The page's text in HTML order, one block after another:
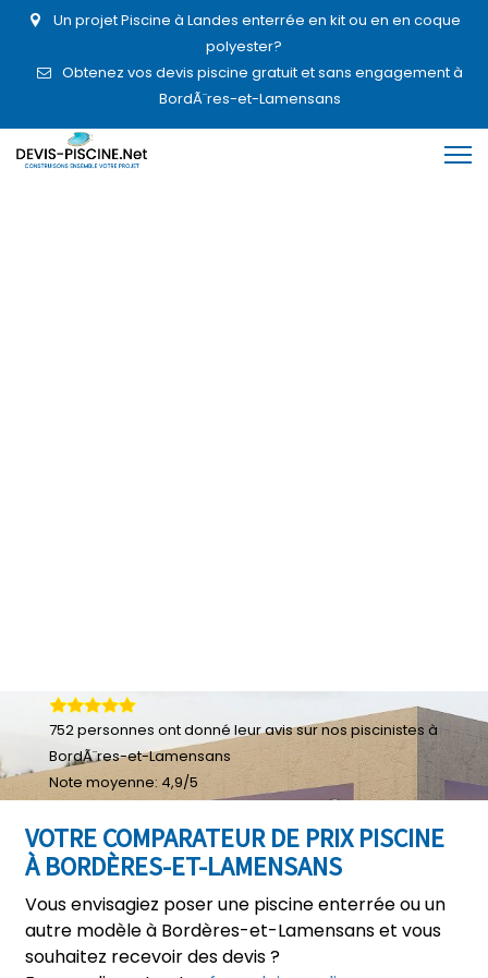
Un projet Piscine à Landes enterrée en kit ou en en coque
polyester?
Obtenez vos devis piscine gratuit et sans engagement à
BordÃ¨res-et-Lamensans
VOTRE COMPARATEUR DE PRIX PISCINE
À BORDÈRES-ET-LAMENSANS
Vous envisagiez poser une piscine enterrée ou un
autre modèle à Bordères-et-Lamensans et vous
souhaitez recevoir des devis ?
752personnes ont donné leuravis sur nos piscinistes à
BordÃ¨res-et-Lamensans
Note moyenne: 4,9/5